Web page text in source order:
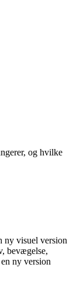
og hvilke
ny visuel version
bevægelse,
ny version